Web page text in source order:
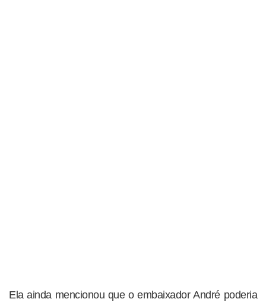
Ela ainda mencionou que o embaixador André poderia